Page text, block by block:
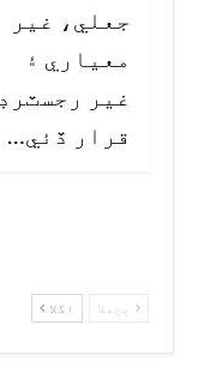
جعلي، غير
معياري ۽
غير رجسٽرڊ
قرار ڏئي…
پچھلا اگلا